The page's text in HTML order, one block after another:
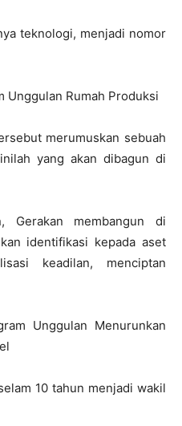
teknologi, menjadi nomor
Unggulan Rumah Produksi
merumuskan sebuah
yang akan dibagun di
Gerakan membangun di
identifikasi kepada aset
keadilan, menciptan
Unggulan Menurunkan
10 tahun menjadi wakil